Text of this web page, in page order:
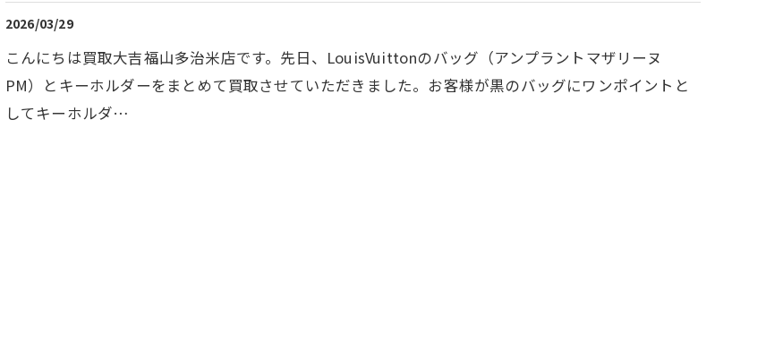
2026/03/29
こんにちは買取大吉福山多治米店です。先日、LouisVuittonのバッグ（アンプラントマザリーヌ
PM）とキーホルダーをまとめて買取させていただきました。お客様が黒のバッグにワンポイントと
してキーホルダ…